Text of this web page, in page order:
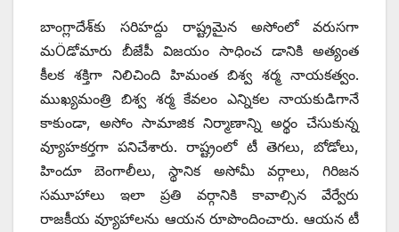
బాంగ్లాదేశ్‌కు సరిహద్దు రాష్ట్రమైన అసోంలో వరుసగా
మÖడోమారు బీజేపీ విజయం సాధించ డానికి అత్యంత
కీలక శక్తిగా నిలిచింది హిమంత బిశ్వ శర్మ నాయకత్వం.
ముఖ్యమంత్రి బిశ్వ శర్మ కేవలం ఎన్నికల నాయకుడిగానే
కాకుండా, అసోం సామాజిక నిర్మాణాన్ని అర్థం చేసుకున్న
వ్యూహకర్తగా పనిచేశారు. రాష్ట్రంలో టీ తెగలు, బోడోలు,
హిందూ బెంగాలీలు, స్థానిక అసోమీ వర్గాలు, గిరిజన
సమూహాలు ఇలా ప్రతి వర్గానికి కావాల్సిన వేర్వేరు
రాజకీయ వ్యూహాలను ఆయన రూపొందించారు. ఆయన టీ